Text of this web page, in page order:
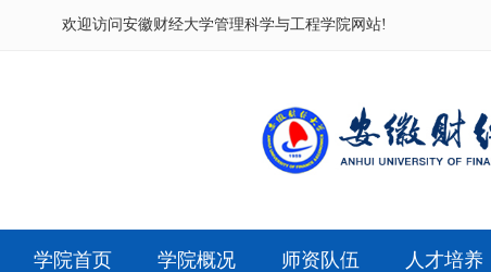
欢迎访问安徽财经大学管理科学与工程学院网站!
学院首页 学院概况 师资队伍 人才培养